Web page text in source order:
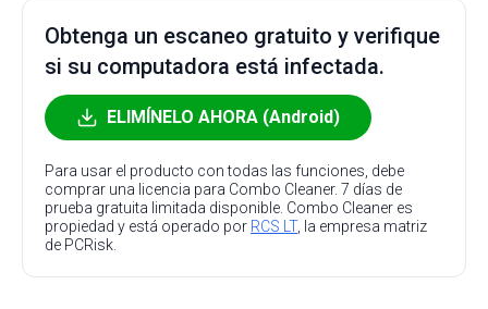
Obtenga un escaneo gratuito y verifique
si su computadora está infectada.
ELIMÍNELO AHORA (Android)
Para usar el producto con todas las funciones, debe
comprar una licencia para Combo Cleaner. 7 días de
prueba gratuita limitada disponible. Combo Cleaner es
propiedad y está operado por RCS LT, la empresa matriz
de PCRisk.